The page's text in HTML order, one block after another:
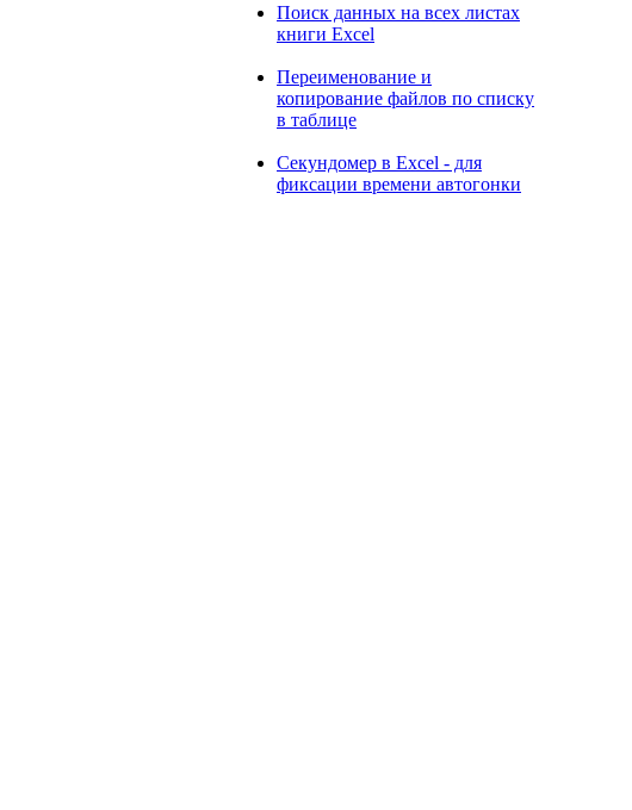
Поиск данных на всех листах
книги Excel
Переименование и
копирование файлов по списку
в таблице
Секундомер в Excel - для
фиксации времени автогонки